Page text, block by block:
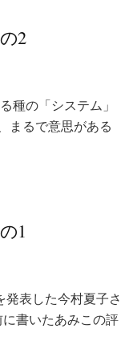
2
種の「システム」
まるで意思がある
1
発表した今村夏子さ
書いたあみこの評